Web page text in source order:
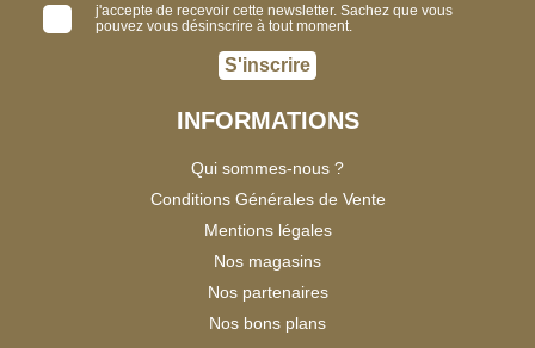
j'accepte de recevoir cette newsletter. Sachez que vous
pouvez vous désinscrire à tout moment.
S'inscrire
INFORMATIONS
Qui sommes-nous ?
Conditions Générales de Vente
Mentions légales
Nos magasins
Nos partenaires
Nos bons plans